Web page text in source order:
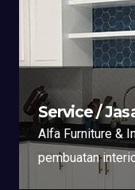
Service /
Alfa Furniture &
pembuatan